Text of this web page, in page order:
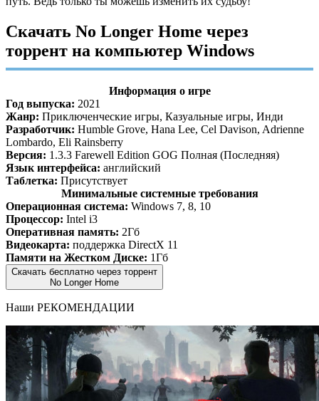
Скачать No Longer Home через
торрент на компьютер Windows
Информация о игре
Год выпуска: 2021
Жанр: Приключенческие игры, Казуальные игры, Инди
Разработчик: Humble Grove, Hana Lee, Cel Davison, Adrienne
Lombardo, Eli Rainsberry
Версия: 1.3.3 Farewell Edition GOG Полная (Последняя)
Язык интерфейса: английский
Таблетка: Присутствует
Минимальные системные требования
Операционная система: Windows 7, 8, 10
Процессор: Intel i3
Оперативная память: 2Гб
Видеокарта: поддержка DirectX 11
Памяти на Жестком Диске: 1Гб
Скачать бесплатно через торрент
No Longer Home
Наши РЕКОМЕНДАЦИИ